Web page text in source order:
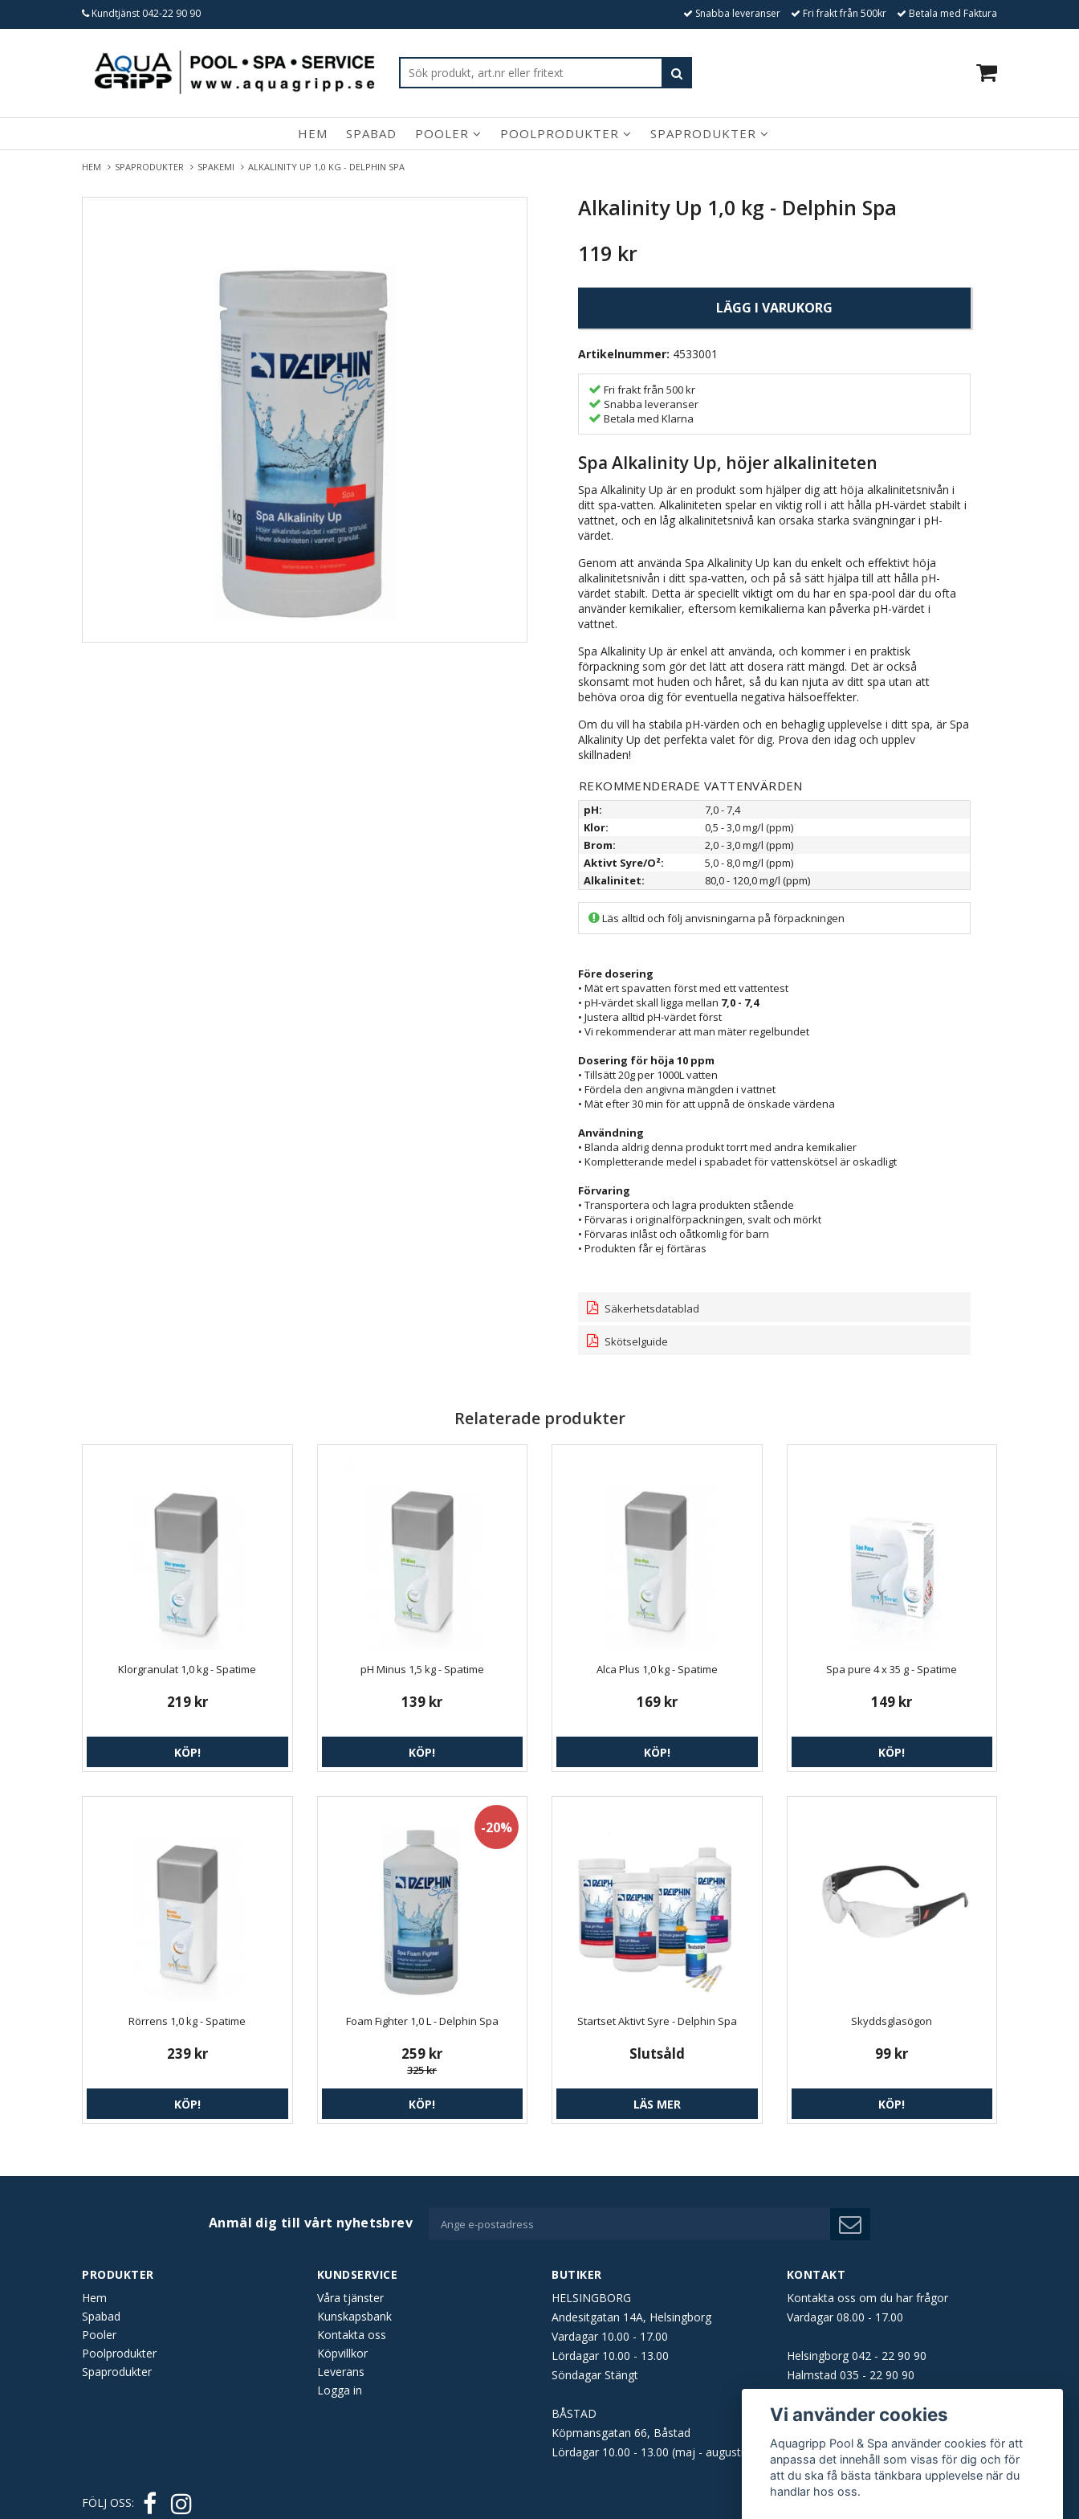
Kundtjänst 042-22 90 90 Snabba leveranser Fri frakt från 500kr Betala med Faktura
0
HEM SPABAD POOLER POOLPRODUKTER SPAPRODUKTER
HEM SPAPRODUKTER SPAKEMI ALKALINITY UP 1,0 KG - DELPHIN SPA
Alkalinity Up 1,0 kg - Delphin Spa
119 kr
LÄGG I VARUKORG
Artikelnummer: 4533001
Fri frakt från 500 kr
Snabba leveranser
Betala med Klarna
Spa Alkalinity Up, höjer alkaliniteten
Spa Alkalinity Up är en produkt som hjälper dig att höja alkalinitetsnivån i
ditt spa-vatten. Alkaliniteten spelar en viktig roll i att hålla pH-värdet stabilt i
vattnet, och en låg alkalinitetsnivå kan orsaka starka svängningar i pH-
värdet.
Genom att använda Spa Alkalinity Up kan du enkelt och effektivt höja
alkalinitetsnivån i ditt spa-vatten, och på så sätt hjälpa till att hålla pH-
värdet stabilt. Detta är speciellt viktigt om du har en spa-pool där du ofta
använder kemikalier, eftersom kemikalierna kan påverka pH-värdet i
vattnet.
Spa Alkalinity Up är enkel att använda, och kommer i en praktisk
förpackning som gör det lätt att dosera rätt mängd. Det är också
skonsamt mot huden och håret, så du kan njuta av ditt spa utan att
behöva oroa dig för eventuella negativa hälsoeffekter.
Om du vill ha stabila pH-värden och en behaglig upplevelse i ditt spa, är Spa
Alkalinity Up det perfekta valet för dig. Prova den idag och upplev
skillnaden!
REKOMMENDERADE VATTENVÄRDEN
pH:
7,0 - 7,4
Klor:
0,5 - 3,0 mg/l (ppm)
Brom:
2,0 - 3,0 mg/l (ppm)
Aktivt Syre/O²:
5,0 - 8,0 mg/l (ppm)
Alkalinitet:
80,0 - 120,0 mg/l (ppm)
Läs alltid och följ anvisningarna på förpackningen
Före dosering
• Mät ert spavatten först med ett vattentest
• pH-värdet skall ligga mellan 7,0 - 7,4
• Justera alltid pH-värdet först
• Vi rekommenderar att man mäter regelbundet
Dosering för höja 10 ppm
• Tillsätt 20g per 1000L vatten
• Fördela den angivna mängden i vattnet
• Mät efter 30 min för att uppnå de önskade värdena
Användning
• Blanda aldrig denna produkt torrt med andra kemikalier
• Kompletterande medel i spabadet för vattenskötsel är oskadligt
Förvaring
• Transportera och lagra produkten stående
• Förvaras i originalförpackningen, svalt och mörkt
• Förvaras inlåst och oåtkomlig för barn
• Produkten får ej förtäras
Säkerhetsdatablad
Skötselguide
Relaterade produkter
Klorgranulat 1,0 kg - Spatime
219 kr
KÖP!
pH Minus 1,5 kg - Spatime
139 kr
KÖP!
Alca Plus 1,0 kg - Spatime
169 kr
KÖP!
Spa pure 4 x 35 g - Spatime
149 kr
KÖP!
Rörrens 1,0 kg - Spatime
239 kr
KÖP!
-20%
Foam Fighter 1,0 L - Delphin Spa
259 kr
325 kr
KÖP!
Startset Aktivt Syre - Delphin Spa
Slutsåld
LÄS MER
Skyddsglasögon
99 kr
KÖP!
PRODUKTER
Hem
Spabad
Pooler
Poolprodukter
Spaprodukter
Anmäl dig till vårt nyhetsbrev
KUNDSERVICE
Våra tjänster
Kunskapsbank
Kontakta oss
Köpvillkor
Leverans
Logga in
BUTIKER
HELSINGBORG
Andesitgatan 14A, Helsingborg
Vardagar 10.00 - 17.00
Lördagar 10.00 - 13.00
Söndagar Stängt
BÅSTAD
Köpmansgatan 66, Båstad
Lördagar 10.00 - 13.00 (maj - augusti)
KONTAKT
Kontakta oss om du har frågor
Vardagar 08.00 - 17.00
Helsingborg 042 - 22 90 90
Halmstad 035 - 22 90 90
Båstad0431 - 160 61
Malmö040 - 22 90 90
E-post: info@aquagripp.se
FÖLJ OSS:
Vi använder cookies
Aquagripp Pool & Spa använder cookies för att
anpassa det innehåll som visas för dig och för
att du ska få bästa tänkbara upplevelse när du
handlar hos oss.